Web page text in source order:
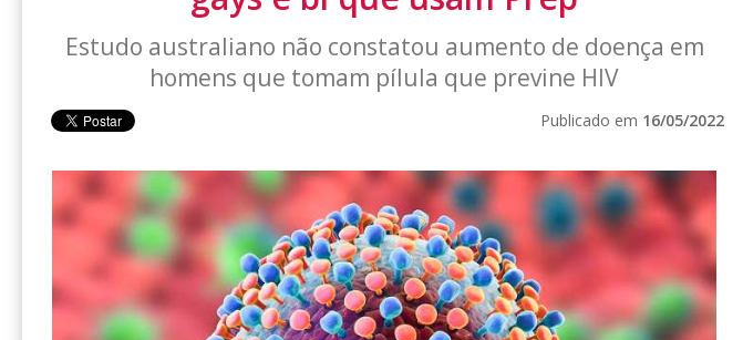
Estudo australiano não constatou aumento de doença em
homens que tomam pílula que previne HIV
Publicado em 16/05/2022